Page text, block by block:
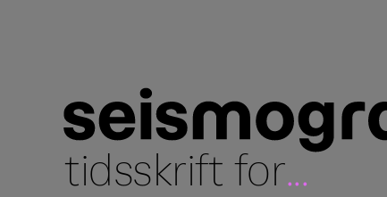
tidsskrift for...